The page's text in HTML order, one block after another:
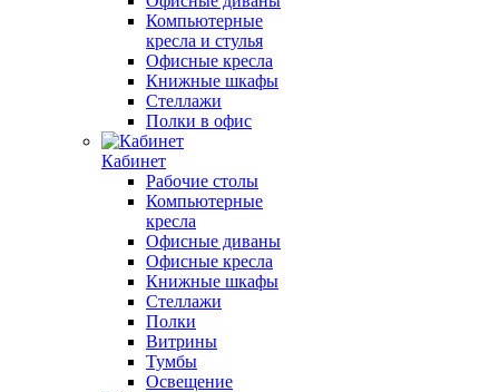
Компьютерные
кресла и стулья
Офисные кресла
Книжные шкафы
Стеллажи
Полки в офис
Кабинет
Рабочие столы
Компьютерные
кресла
Офисные диваны
Офисные кресла
Книжные шкафы
Стеллажи
Полки
Витрины
Тумбы
Освещение